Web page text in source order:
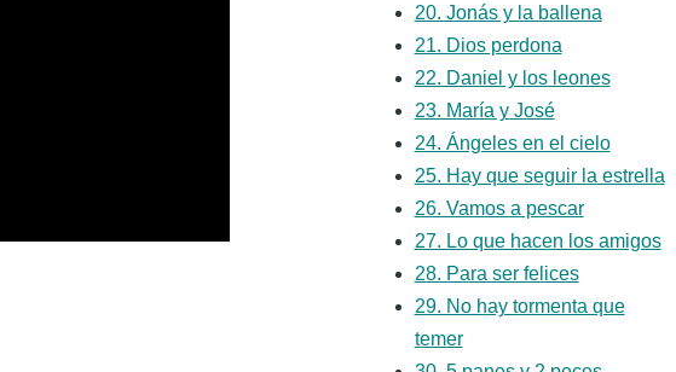
20. Jonás y la ballena
21. Dios perdona
22. Daniel y los leones
23. María y José
24. Ángeles en el cielo
25. Hay que seguir la estrella
26. Vamos a pescar
27. Lo que hacen los amigos
28. Para ser felices
29. No hay tormenta que
temer